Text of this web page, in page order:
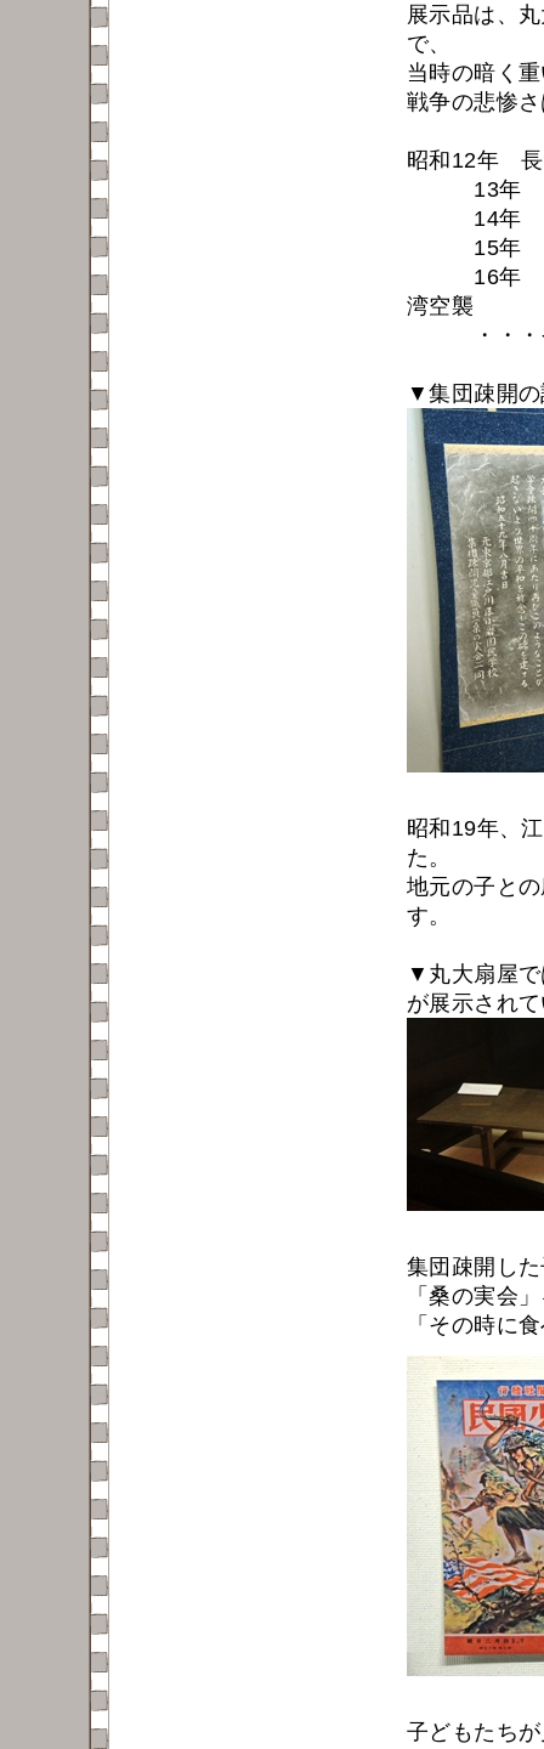
展示品は、
で、
当時の暗く
戦争の悲惨
昭和12年 長
13年 国
14年 国
15年 国
16年 小学
湾空襲
・・・そ
▼集団疎開
昭和19年、
た。
地元の子と
す。
▼丸大扇屋で
が展示され
集団疎開し
「桑の実会
「その時に
子どもたち